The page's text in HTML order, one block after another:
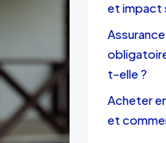
et impact
t-elle ?
Acheter
et